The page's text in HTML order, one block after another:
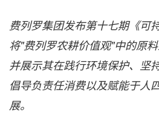
费列罗集团发布第十七期《可
将"费列罗农耕价值观"中的原料
并展示其在践行环境保护、坚
倡导负责任消费以及赋能于人
展。